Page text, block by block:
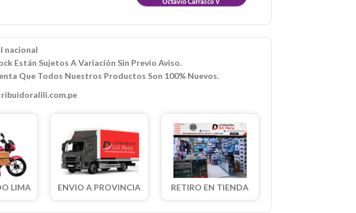
nacional
Están Sujetos A Variación Sin Previo Aviso.
Que Todos Nuestros Productos Son 100% Nuevos.
LIMA ENVIO A PROVINCIA RETIRO EN TIENDA